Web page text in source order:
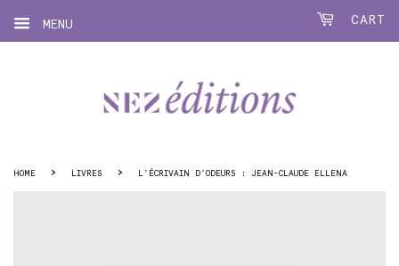
MENU CART
HOME › LIVRES › L'ÉCRIVAIN D'ODEURS : JEAN-CLAUDE ELLENA